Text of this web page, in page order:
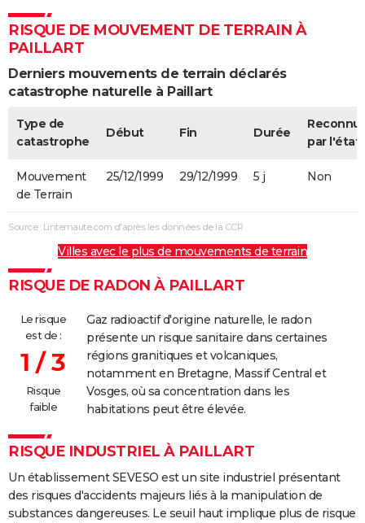
RISQUE DE MOUVEMENT DE TERRAIN À
PAILLART
Derniers mouvements de terrain déclarés
catastrophe naturelle à Paillart
Type de
catastrophe
Début Fin Durée
par l'état
Mouvement
de Terrain
25/12/1999 29/12/1999 5 j Non
Source : Linternaute.com d'après les données de la CCR
Villes avec le plus de mouvements de terrain
RISQUE DE RADON À PAILLART
Le risque
est de :
1 / 3
Risque
faible
Gaz radioactif d'origine naturelle, le radon
présente un risque sanitaire dans certaines
régions granitiques et volcaniques,
notamment en Bretagne, Massif Central et
Vosges, où sa concentration dans les
habitations peut être élevée.
RISQUE INDUSTRIEL À PAILLART
Un établissement SEVESO est un site industriel présentant
des risques d'accidents majeurs liés à la manipulation de
substances dangereuses. Le seuil haut implique plus de risque